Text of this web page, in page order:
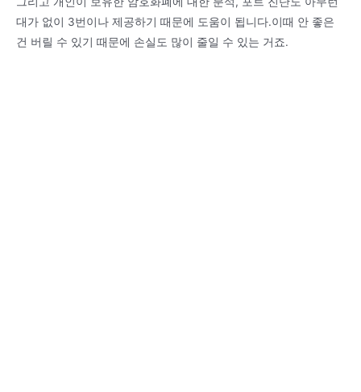
대가 없이 3번이나 제공하기 때문에 도움이 됩니다.이때 안 좋은
건 버릴 수 있기 때문에 손실도 많이 줄일 수 있는 거죠.